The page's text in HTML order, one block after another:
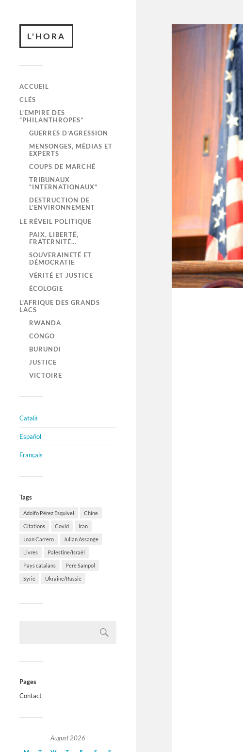
L'HORA
ACCUEIL
CLÉS
L’EMPIRE DES
“PHILANTHROPES”
GUERRES D’AGRESSION
MENSONGES, MÉDIAS ET
EXPERTS
COUPS DE MARCHÉ
TRIBUNAUX
“INTERNATIONAUX”
DESTRUCTION DE
L’ENVIRONNEMENT
LE RÉVEIL POLITIQUE
PAIX, LIBERTÉ,
FRATERNITÉ…
SOUVERAINETÉ ET
DÉMOCRATIE
VÉRITÉ ET JUSTICE
ÉCOLOGIE
L’AFRIQUE DES GRANDS
LACS
RWANDA
CONGO
BURUNDI
JUSTICE
VICTOIRE
Català
Español
Français
Tags
Adolfo Pérez Esquivel Chine
Citations Covid Iran
Joan Carrero Julian Assange
Livres Palestine/Israël
Pays catalans Pere Sampol
Syrie Ukraine/Russie
Pages
Contact
August 2026